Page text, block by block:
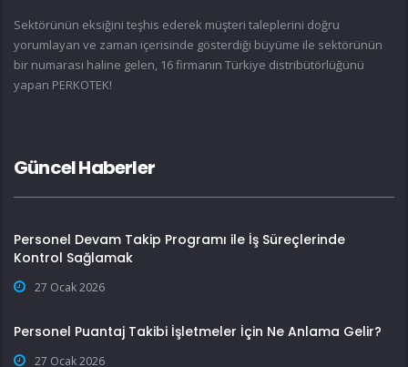
Sektörünün eksiğini teşhis ederek müşteri taleplerini doğru
yorumlayan ve zaman içerisinde gösterdiği büyüme ile sektörünün
bir numarası haline gelen, 16 firmanın Türkiye distribütörlüğünü
yapan PERKOTEK!
Güncel Haberler
Personel Devam Takip Programı ile İş Süreçlerinde
Kontrol Sağlamak
27 Ocak 2026
Personel Puantaj Takibi İşletmeler İçin Ne Anlama Gelir?
27 Ocak 2026